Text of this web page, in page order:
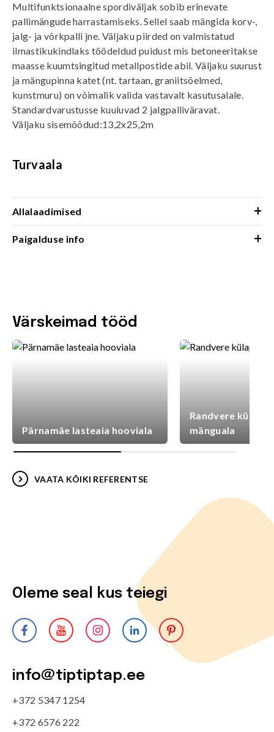
Multifunktsionaalne spordiväljak sobib erinevate
pallimängude harrastamiseks. Sellel saab mängida korv-,
jalg- ja võrkpalli jne. Väljaku piirded on valmistatud
ilmastikukindlaks töödeldud puidust mis betoneeritakse
maasse kuumtsingitud metallpostide abil. Väljaku suurust
ja mängupinna katet (nt. tartaan, graniitsõelmed,
kunstmuru) on võimalik valida vastavalt kasutusalale.
Standardvarustusse kuuluvad 2 jalgpalliväravat.
Väljaku sisemõõdud:13,2x25,2m
Turvaala
Allalaadimised +
Paigalduse info +
Värskeimad tööd
Pärnamäe lasteaia hooviala
Randvere
mänguala
VAATA KÕIKI REFERENTSE
Oleme seal kus teiegi
info@tiptiptap.ee
+372 5347 1254
+372 6576 222